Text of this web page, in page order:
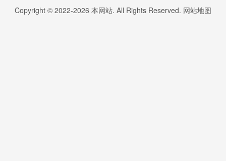
Copyright © 2022-2026 本网站. All Rights Reserved. 网站地图